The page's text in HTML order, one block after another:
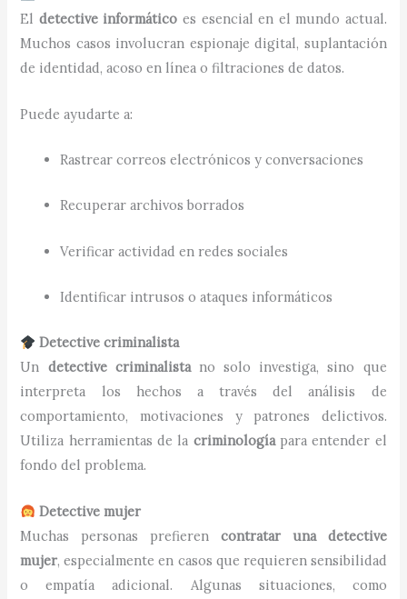
El detective informático es esencial en el mundo actual.
Muchos casos involucran espionaje digital, suplantación
de identidad, acoso en línea o filtraciones de datos.
Puede ayudarte a:
Rastrear correos electrónicos y conversaciones
Recuperar archivos borrados
Verificar actividad en redes sociales
Identificar intrusos o ataques informáticos
Detective criminalista
Un detective criminalistano solo investiga, sino que
interpreta los hechos a través del análisis de
comportamiento, motivaciones y patrones delictivos.
Utiliza herramientas de la criminologíapara entender el
fondo del problema.
Detective mujer
Muchas personas prefieren contratar una detective
mujer, especialmente en casos que requieren sensibilidad
o empatía adicional. Algunas situaciones, como